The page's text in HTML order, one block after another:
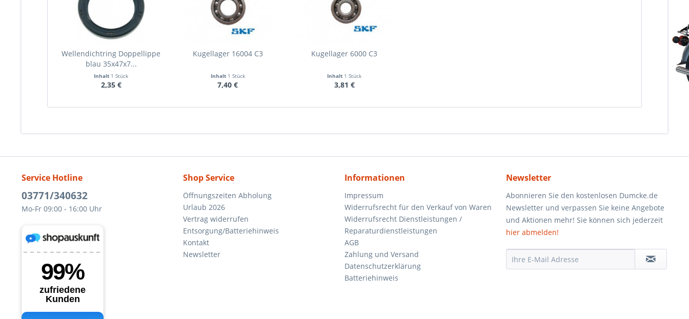
Wellendichtring Doppellippe
blau 35x47x7...
Inhalt 1 Stück
2,35 €
Kugellager 16004 C3
Inhalt 1 Stück
7,40 €
Kugellager 6000 C3
Inhalt 1 Stück
3,81 €
Service Hotline
03771/340632
Mo-Fr 09:00 - 16:00 Uhr
Shop Service
Öffnungszeiten Abholung
Urlaub 2026
Vertrag widerrufen
Entsorgung/Batteriehinweis
Kontakt
Newsletter
Informationen
Impressum
Widerrufsrecht für den Verkauf von Waren
Widerrufsrecht Dienstleistungen /
Reparaturdienstleistungen
AGB
Zahlung und Versand
Datenschutzerklärung
Batteriehinweis
Newsletter
Abonnieren Sie den kostenlosen Dumcke.de
Newsletter und verpassen Sie keine Angebote
und Aktionen mehr! Sie können sich jederzeit
hier abmelden!